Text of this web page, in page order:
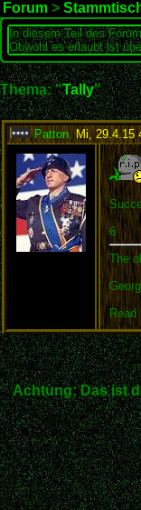
Forum >
In diesem Teil des
Obwohl es erlaubt ist
Thema: "Tally"
Patton, Mi, 29.4.15
6
The
Achtung: Das ist